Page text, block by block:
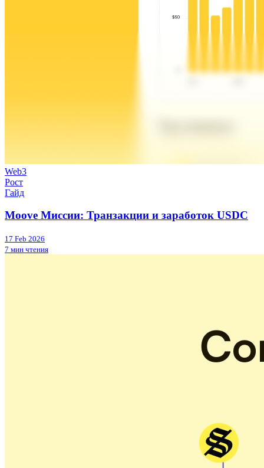
Web3
Рост
Гайд
Moove Миссии: Транзакции и заработок USDC
17 Feb 2026
7 мин чтения